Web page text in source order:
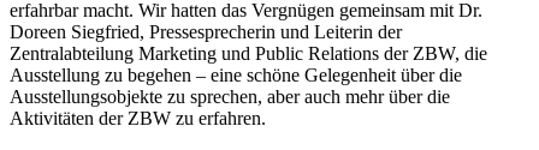
erfahrbar macht. Wir hatten das Vergnügen gemeinsam mit Dr.
Doreen Siegfried, Pressesprecherin und Leiterin der
Zentralabteilung Marketing und Public Relations der ZBW, die
Ausstellung zu begehen – eine schöne Gelegenheit über die
Ausstellungsobjekte zu sprechen, aber auch mehr über die
Aktivitäten der ZBW zu erfahren.